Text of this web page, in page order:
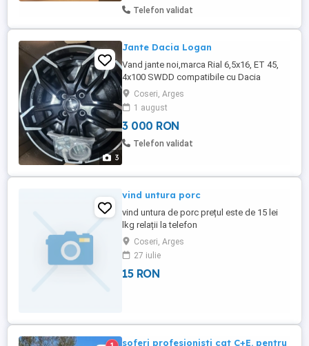
Telefon validat
3
Jante Dacia Logan
Vand jante noi,marca Rial 6,5x16, ET 45,
4x100 SWDD compatibile cu Dacia
Logan,Sandero.Jantele sunt in cutiile
originale si nu au fost montate
niciodata.prezoane incluse
Coseri, Arges
1 august
3 000 RON
Telefon validat
vind untura porc
vind untura de porc prețul este de 15 lei
lkg relații la telefon
Coseri, Arges
27 iulie
15 RON
soferi profesionisti cat C+E. pentru